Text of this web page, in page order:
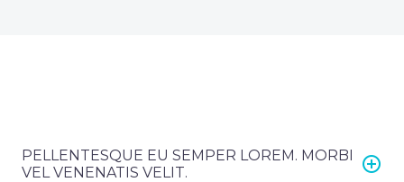
PELLENTESQUE EU SEMPER LOREM. MORBI
VEL VENENATIS VELIT.